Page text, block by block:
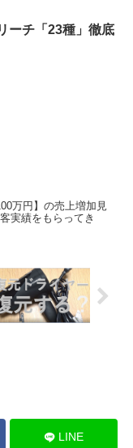
ーチ「23種」徹底
万円】の売上増加見
実績をもらってき
LINE